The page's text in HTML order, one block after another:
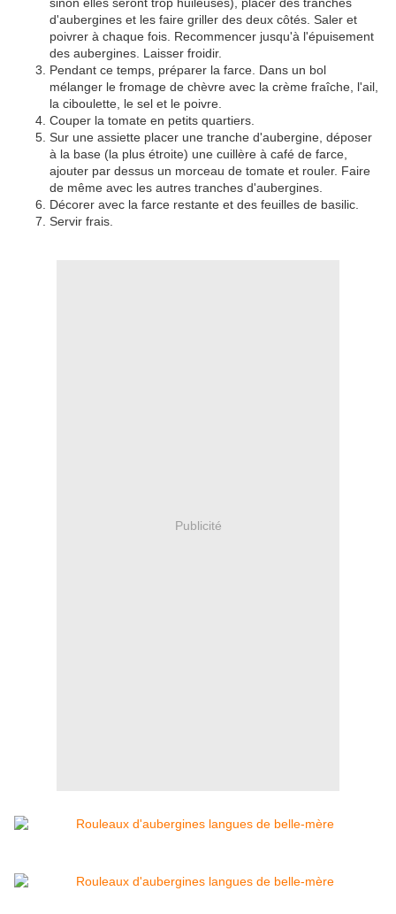
d'aubergines et les faire griller des deux côtés. Saler et
poivrer à chaque fois. Recommencer jusqu'à l'épuisement
des aubergines. Laisser froidir.
Pendant ce temps, préparer la farce. Dans un bol
mélanger le fromage de chèvre avec la crème fraîche, l'ail,
la ciboulette, le sel et le poivre.
Couper la tomate en petits quartiers.
Sur une assiette placer une tranche d'aubergine, déposer
à la base (la plus étroite) une cuillère à café de farce,
ajouter par dessus un morceau de tomate et rouler. Faire
de même avec les autres tranches d'aubergines.
Décorer avec la farce restante et des feuilles de basilic.
Servir frais.
Publicité